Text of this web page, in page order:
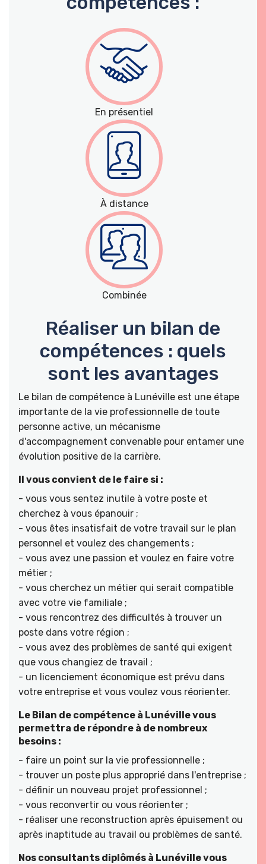
En présentiel
À distance
Combinée
Réaliser un bilan de
compétences : quels
sont les avantages
Le bilan de compétence à Lunéville est une étape
importante de la vie professionnelle de toute
personne active, un mécanisme
d'accompagnement convenable pour entamer une
évolution positive de la carrière.
Il vous convient de le faire si :
- vous vous sentez inutile à votre poste et
cherchez à vous épanouir ;
- vous êtes insatisfait de votre travail sur le plan
personnel et voulez des changements ;
- vous avez une passion et voulez en faire votre
métier ;
- vous cherchez un métier qui serait compatible
avec votre vie familiale ;
- vous rencontrez des difficultés à trouver un
poste dans votre région ;
- vous avez des problèmes de santé qui exigent
que vous changiez de travail ;
- un licenciement économique est prévu dans
votre entreprise et vous voulez vous réorienter.
Le Bilan de compétence à Lunéville vous
permettra de répondre à de nombreux
besoins :
- faire un point sur la vie professionnelle ;
- trouver un poste plus approprié dans l'entreprise ;
- définir un nouveau projet professionnel ;
- vous reconvertir ou vous réorienter ;
- réaliser une reconstruction après épuisement ou
après inaptitude au travail ou problèmes de santé.
Nos consultants diplômés à Lunéville vous